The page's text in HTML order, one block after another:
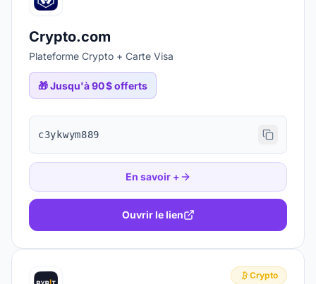
Crypto.com
Plateforme Crypto + Carte Visa
🎁Jusqu'à 90 $ offerts
c3ykwym889
En savoir +
Ouvrir le lien
Crypto